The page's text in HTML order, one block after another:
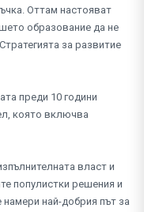
Оттам настояват
образование да не
за развитие
преди 10 години
която включва
власт и
популистки решения и
най-добрия път за